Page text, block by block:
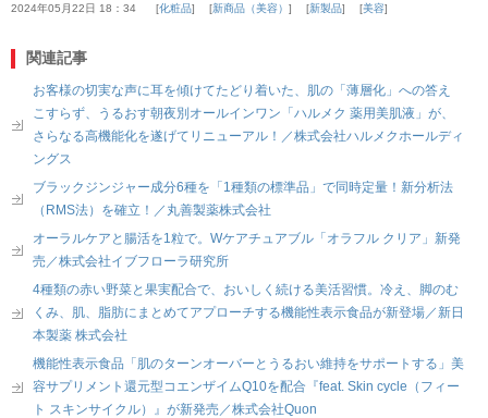
2024年05月22日 18：34 化粧品 新商品（美容） 新製品 美容
関連記事
お客様の切実な声に耳を傾けてたどり着いた、肌の「薄層化」への答え
こすらず、うるおす朝夜別オールインワン「ハルメク 薬用美肌液」が、
さらなる高機能化を遂げてリニューアル！／株式会社ハルメクホールディ
ングス
ブラックジンジャー成分6種を「1種類の標準品」で同時定量！新分析法
（RMS法）を確立！／丸善製薬株式会社
オーラルケアと腸活を1粒で。Wケアチュアブル「オラフル クリア」新発
売／株式会社イブフローラ研究所
4種類の赤い野菜と果実配合で、おいしく続ける美活習慣。冷え、脚のむ
くみ、肌、脂肪にまとめてアプローチする機能性表示食品が新登場／新日
本製薬 株式会社
機能性表示食品「肌のターンオーバーとうるおい維持をサポートする」美
容サプリメント還元型コエンザイムQ10を配合『feat. Skin cycle（フィー
ト スキンサイクル）』が新発売／株式会社Quon